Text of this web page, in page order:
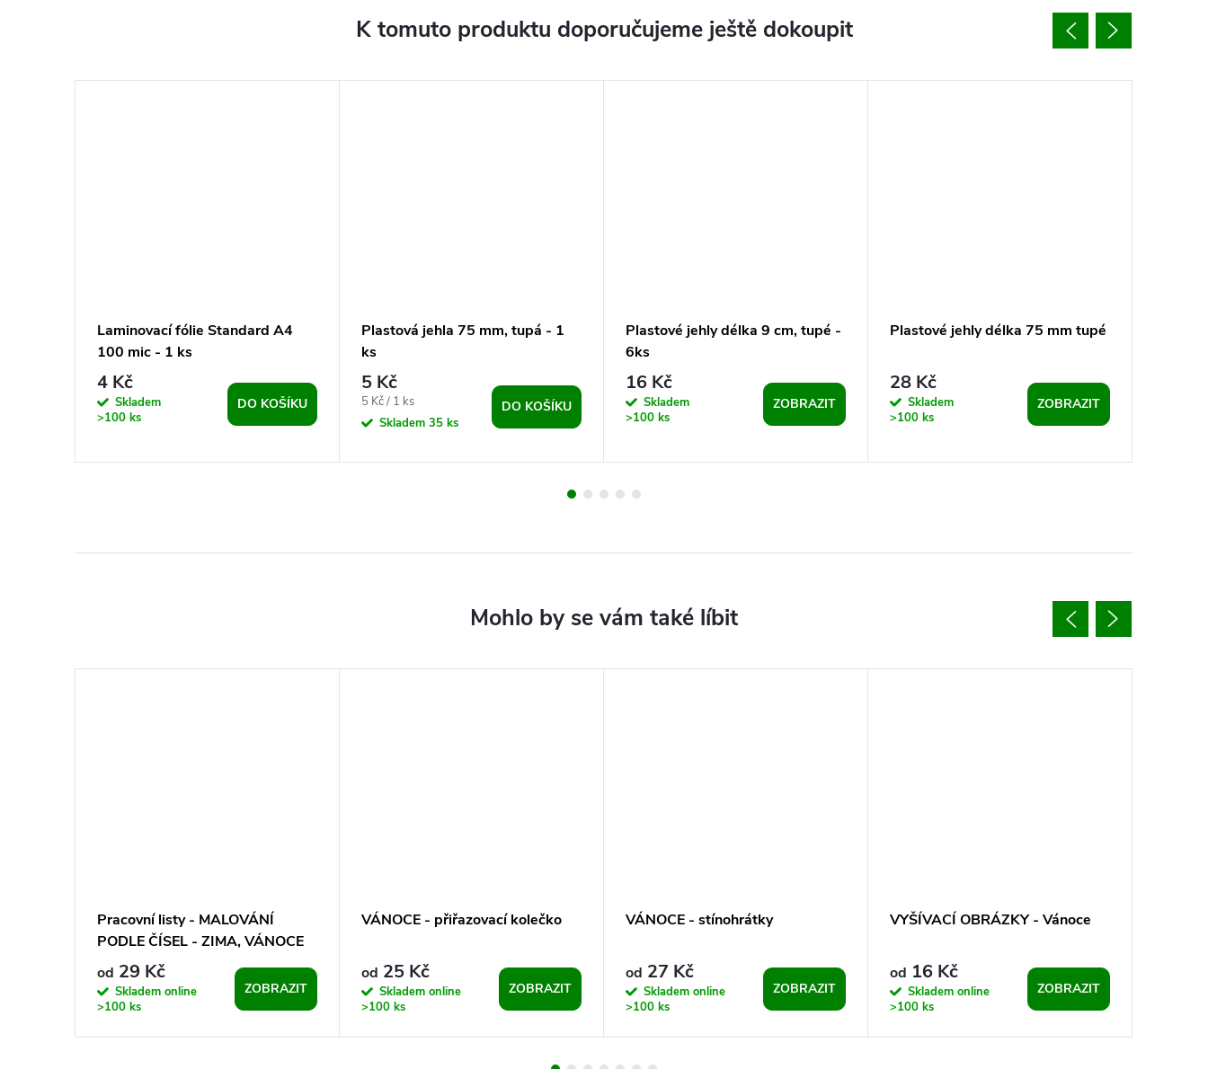
K tomuto produktu doporučujeme ještě dokoupit
Laminovací fólie Standard A4
100 mic - 1 ks
4 Kč
Skladem
>100 ks
DO KOŠÍKU
Plastová jehla 75 mm, tupá - 1
ks
5 Kč
Měrná
cena:
5 Kč / 1 ks
Skladem 35 ks
DO KOŠÍKU
Plastové jehly délka 9 cm, tupé -
6ks
16 Kč
Skladem
>100 ks
ZOBRAZIT
Plastové jehly délka 75 mm tupé
28 Kč
Skladem
>100 ks
ZOBRAZIT
Pracovní listy - MALOVÁNÍ
PODLE ČÍSEL - ZIMA, VÁNOCE
od 29 Kč
Skladem online
>100 ks
ZOBRAZIT
VÁNOCE - přiřazovací kolečko
od 25 Kč
Skladem online
>100 ks
ZOBRAZIT
VÁNOCE - stínohrátky
od 27 Kč
Skladem online
>100 ks
ZOBRAZIT
VYŠÍVACÍ OBRÁZKY - Vánoce
od 16 Kč
Skladem online
>100 ks
ZOBRAZIT